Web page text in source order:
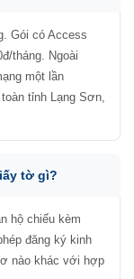
Gói có Access
tháng. Ngoài
một lần
tỉnh Lạng Sơn,
tờ gì?
hộ chiếu kèm
đăng ký kinh
nào khác với hợp